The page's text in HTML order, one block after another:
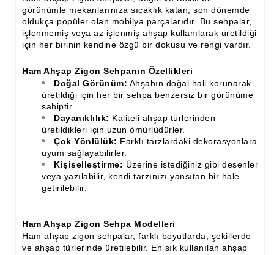
İthal Çıta İmalatı, Modelleri
İthal Ahşap Oyma İmalatı
Kartonpiyer Kapı Vitrin Çıtaları
Kartonpiyer Vitrin Çıtaları
Kontra Mdf Cnc Seperatör
Kontraplak Aplik İmalatı Modelleri
Köşe ve Kartonpiyer Profilleri
Lambri Kapı Yayları
Masif Oymalı Modeller
görünümle mekanlarınıza sıcaklık katan, son dönemde
oldukça popüler olan mobilya parçalarıdır. Bu sehpalar,
işlenmemiş veya az işlenmiş ahşap kullanılarak üretildiği
için her birinin kendine özgü bir dokusu ve rengi vardır.
Ham Ahşap Zigon Sehpanın Özellikleri
Doğal Görünüm: Ahşabın doğal hali korunarak
üretildiği için her bir sehpa benzersiz bir görünüme
sahiptir.
Dayanıklılık: Kaliteli ahşap türlerinden
üretildikleri için uzun ömürlüdürler.
Çok Yönlülük: Farklı tarzlardaki dekorasyonlara
uyum sağlayabilirler.
Kişiselleştirme: Üzerine istediğiniz gibi desenler
veya yazılabilir, kendi tarzınızı yansıtan bir hale
getirilebilir.
Ham Ahşap Zigon Sehpa Modelleri
Ham ahşap zigon sehpalar, farklı boyutlarda, şekillerde
ve ahşap türlerinde üretilebilir. En sık kullanılan ahşap